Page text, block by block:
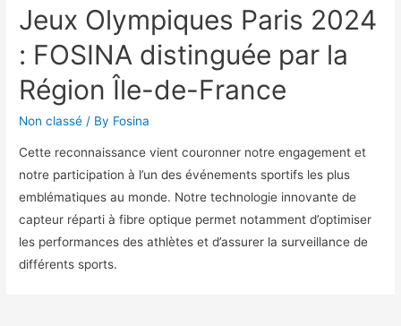
Jeux Olympiques Paris 2024
: FOSINA distinguée par la
Région Île-de-France
Non classé / By Fosina
Cette reconnaissance vient couronner notre engagement et
notre participation à l’un des événements sportifs les plus
emblématiques au monde. Notre technologie innovante de
capteur réparti à fibre optique permet notamment d’optimiser
les performances des athlètes et d’assurer la surveillance de
différents sports.